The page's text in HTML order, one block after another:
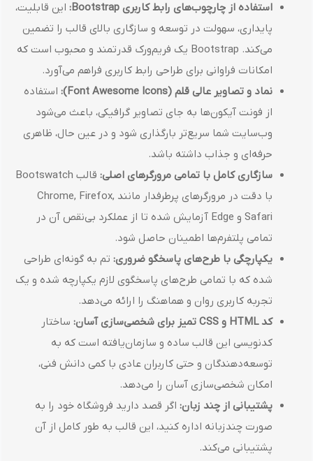
استفاده از چارچوب‌های رابط کاربری Bootstrap:
این قابلیت،
پایداری، سهولت در توسعه و سازگاری بالای قالب را تضمین
می‌کند. Bootstrap یک فریم‌ورک قدرتمند و محبوب است که
امکانات فراوانی برای طراحی رابط کاربری فراهم می‌آورد.
نماد و تصاویر عالی قلم (Font Awesome Icons):
استفاده
از فونت آیکون‌ها به جای تصاویر گرافیکی، باعث می‌شود
وب‌سایت شما سریع‌تر بارگذاری شود و در عین حال، ظاهری
حرفه‌ای و جذاب داشته باشد.
سازگاری کامل با تمامی مرورگرهای اصلی:
قالب Bootswatch
با دقت در مرورگرهای پرطرفدار مانند Chrome, Firefox,
Safari و Edge آزمایش شده تا از عملکرد بی‌نقص آن در
تمامی پلتفرم‌ها اطمینان حاصل شود.
یکپارچگی با طرح‌های پاسخگو ضروری: تم به گونه‌ای طراحی
شده که با تمامی طرح‌های پاسخگوی لازم یکپارچه شده و یک
تجربه کاربری روان و هماهنگ را ارائه می‌دهد.
کد HTML و CSS تمیز برای شخصی‌سازی آسان:
ساختار
کدنویسی این قالب ساده و سازمان‌یافته است که به
توسعه‌دهندگان و حتی کاربران عادی با کمی دانش فنی،
امکان شخصی‌سازی آسان را می‌دهد.
پشتیبانی از چند زبان: اگر قصد دارید فروشگاه خود را به
صورت چندزبانه اداره کنید، این قالب به طور کامل از آن
پشتیبانی می‌کند.